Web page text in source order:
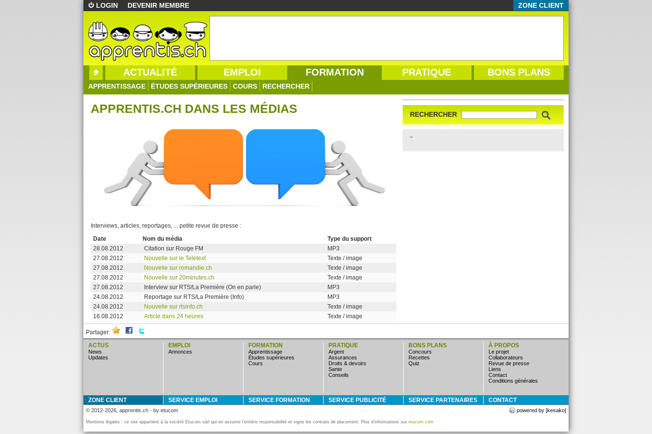
LOGIN DEVENIR MEMBRE ZONE CLIENT
ACTUALITÉ EMPLOI FORMATION PRATIQUE BONS PLANS
APPRENTISSAGE ÉTUDES SUPÉRIEURES COURS RECHERCHER
RECHERCHER
APPRENTIS.CH DANS LES MÉDIAS
Interviews, articles, reportages, ... petite revue de presse :
Date
Nom du média
Type du support
28.08.2012
Citation sur Rouge FM
MP3
27.08.2012
Nouvelle sur le Teletext
Texte / image
27.08.2012
Nouvelle sur romandie.ch
Texte / image
27.08.2012
Nouvelle sur 20minutes.ch
Texte / image
27.08.2012
Interview sur RTS/La Première (On en parle)
MP3
24.08.2012
Reportage sur RTS/La Première (Info)
MP3
24.08.2012
Nouvelle sur rtsinfo.ch
Texte / image
16.08.2012
Article dans 24 heures Texte / image
Partager:
ACTUS
news
updates
EMPLOI
annonces
FORMATION
apprentissage
études supérieures
cours
PRATIQUE
argent
assurances
droits & devoirs
sante
conseils
BONS PLANS
concours
Recettes
quiz
À PROPOS
Le projet
Collaborateurs
Revue de presse
Liens
Contact
Conditions générales
ZONE CLIENT SERVICE EMPLOI SERVICE FORMATION SERVICE PUBLICITÉ SERVICE PARTENAIRES CONTACT
© 2012-2026, apprentis.ch - by etucom powered by [kesako]
Mentions légales : ce site appartient à la société Etucom sàrl qui en assume l’entière responsabilité et signe les contrats de placement. Plus d’informations sur etucom.com